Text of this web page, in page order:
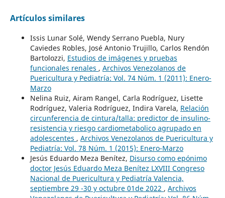
Artículos similares
Issis Lunar Solé, Wendy Serrano Puebla, Nury
Caviedes Robles, José Antonio Trujillo, Carlos Rendón
Bartolozzi, Estudios de imágenes y pruebas
funcionales renales , Archivos Venezolanos de
Puericultura y Pediatría: Vol. 74 Núm. 1 (2011): Enero-
Marzo
Nelina Ruiz, Airam Rangel, Carla Rodríguez, Lisette
Rodríguez, Valeria Rodríguez, Indira Varela, Relación
circunferencia de cintura/talla: predictor de insulino-
resistencia y riesgo cardiometabolico agrupado en
adolescentes , Archivos Venezolanos de Puericultura y
Pediatría: Vol. 78 Núm. 1 (2015): Enero-Marzo
Jesús Eduardo Meza Benítez, Disurso como epónimo
doctor Jesús Eduardo Meza Benítez LXVIII Congreso
Nacional de Puericultura y Pediatría Valencia,
septiembre 29 -30 y octubre 01de 2022 , Archivos